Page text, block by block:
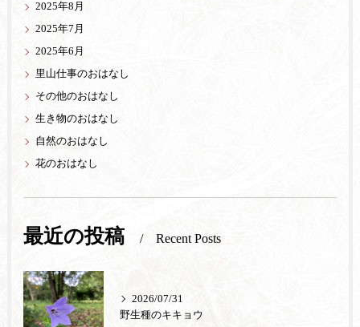
2025年8月
2025年7月
2025年6月
里山仕事のおはなし
その他のおはなし
生き物のおはなし
自然のおはなし
花のおはなし
最近の投稿 Recent Posts
2026/07/31
野生種のキキョウ